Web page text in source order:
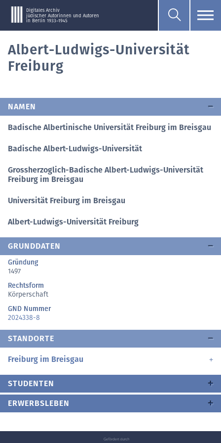
Digitales Archiv
jüdischer Autorinnen und Autoren
in Berlin 1933–1945
Albert-Ludwigs-Universität
Freiburg
NAMEN
Badische Albertinische Universität Freiburg im Breisgau
Badische Albert-Ludwigs-Universität
Grossherzoglich-Badische Albert-Ludwigs-Universität
Freiburg im Breisgau
Universität Freiburg im Breisgau
Albert-Ludwigs-Universität Freiburg
GRUNDDATEN
Gründung
1497
Rechtsform
Körperschaft
GND Nummer
2024338-8
STANDORTE
Freiburg im Breisgau
STUDENTEN
ERWERBSLEBEN